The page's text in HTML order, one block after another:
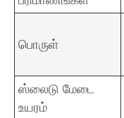
பொருள்
ஸ்லைடு மேடை
உயரம்